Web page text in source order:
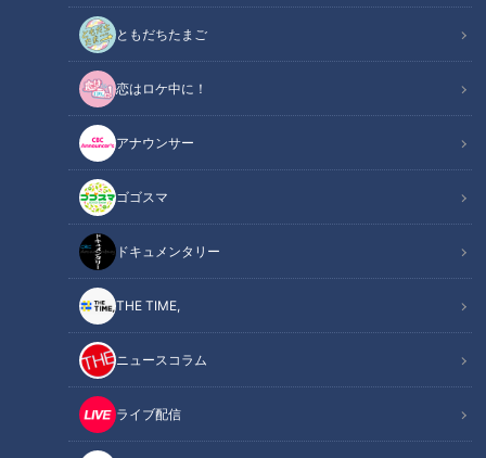
ともだちたまご
恋はロケ中に！
アナウンサー
ゴゴスマ
ドキュメンタリー
THE TIME,
ニュースコラム
ライブ配信
この記事を見たあなたへのおすすめ
売り上げ急成長中のスーパー
「ロピア」で埋もれ商品を調
ナゴヤ大注目店SP！超穴場の隠
れ家すぎる名店を紹介！【花咲